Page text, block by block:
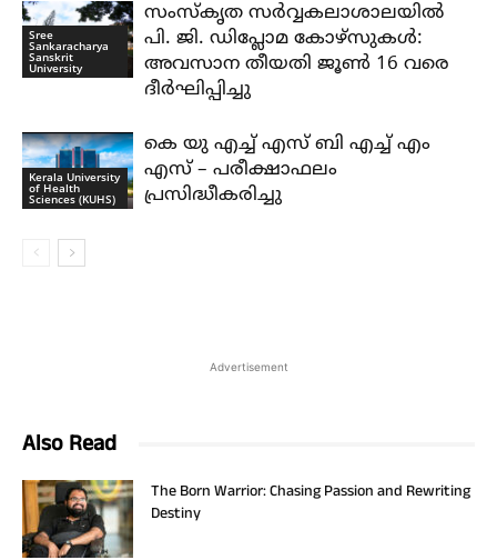
Sree
Sankaracharya
Sanskrit
University
സംസ്കൃത സർവ്വകലാശാലയിൽ
പി. ജി. ഡിപ്ലോമ കോഴ്സുകൾ:
അവസാന തീയതി ജൂൺ 16 വരെ
ദീർഘിപ്പിച്ചു
Kerala University
of Health
Sciences (KUHS)
കെ യു എച്ച് എസ് ബി എച്ച് എം
എസ് – പരീക്ഷാഫലം
പ്രസിദ്ധീകരിച്ചു
Advertisement
Also Read
The Born Warrior: Chasing Passion and Rewriting
Destiny